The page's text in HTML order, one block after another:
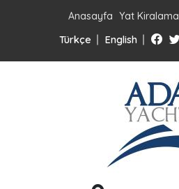
Anasayfa Yat Kiralama
Türkçe English